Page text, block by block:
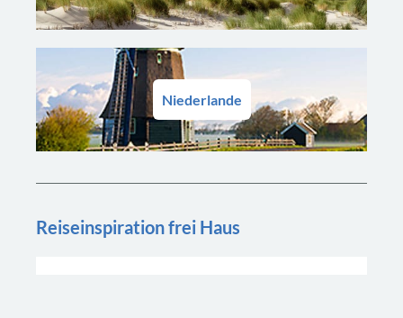
Niederlande
Reiseinspiration frei Haus